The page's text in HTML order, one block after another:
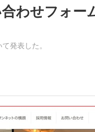
わせフォー
発表した。